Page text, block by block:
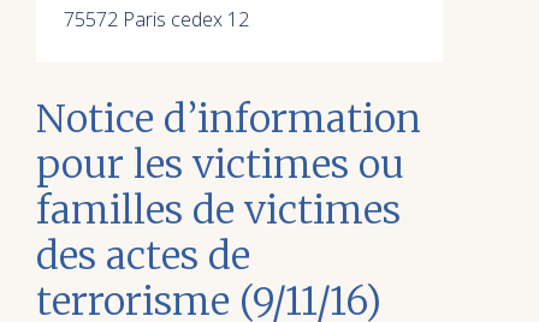
75572 Paris cedex 12
Notice d’information
pour les victimes ou
familles de victimes
des actes de
terrorisme (9/11/16)